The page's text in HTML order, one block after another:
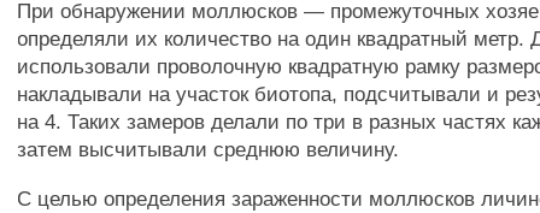
При обнаружении моллюсков — промежуточных
определяли их количество на один квадратный метр.
использовали проволочную квадратную рамку
накладывали на участок биотопа, подсчитывали и
на 4. Таких замеров делали по три в разных частях
затем высчитывали среднюю величину.
С целью определения зараженности моллюсков